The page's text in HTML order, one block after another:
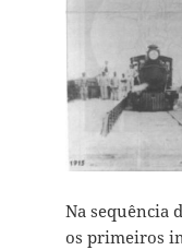
Na sequência
os primeiros